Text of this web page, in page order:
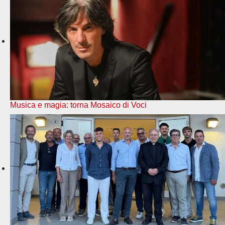
Musica e magia: torna Mosaico di Voci